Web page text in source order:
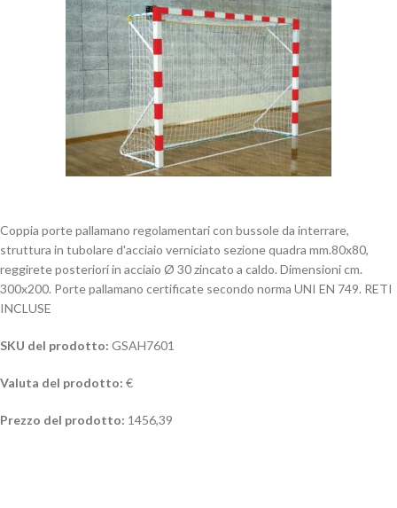
Coppia porte pallamano regolamentari con bussole da interrare,
struttura in tubolare d'acciaio verniciato sezione quadra mm.80x80,
reggirete posteriori in acciaio Ø 30 zincato a caldo. Dimensioni cm.
300x200. Porte pallamano certificate secondo norma UNI EN 749. RETI
INCLUSE
SKU del prodotto: GSAH7601
Valuta del prodotto: €
Prezzo del prodotto: 1456,39